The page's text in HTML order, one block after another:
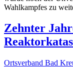
Wahlkampfes zu
Zehnter
Ortsverband Bad